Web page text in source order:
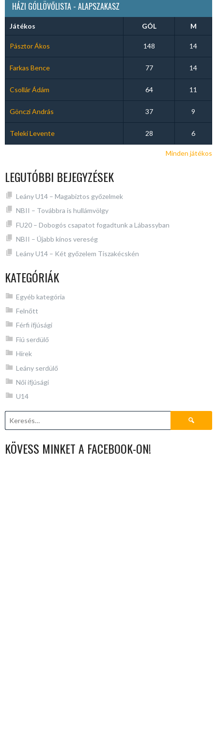
HÁZI GÓLLÖVŐLISTA - ALAPSZAKASZ
Játékos GÓL M
Pásztor Ákos 148 14
Farkas Bence 77 14
Csollár Ádám 64 11
Gönczi András 37 9
Teleki Levente 28 6
Minden játékos
LEGUTÓBBI BEJEGYZÉSEK
Leány U14 – Magabiztos győzelmek
NBII – Továbbra is hullámvölgy
FU20 – Dobogós csapatot fogadtunk a Lábassyban
NBII – Újabb kínos vereség
Leány U14 – Két győzelem Tiszakécskén
KATEGÓRIÁK
Egyéb kategória
Felnőtt
Férfi ifjúsági
Fiú serdülő
Hírek
Leány serdülő
Női ifjúsági
U14
Keresés:
KÖVESS MINKET A FACEBOOK-ON!